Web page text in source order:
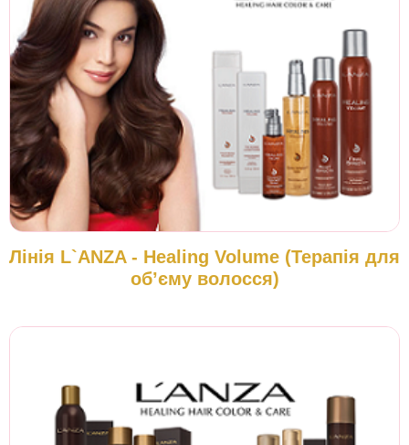
Лінія L`ANZA - Healing Volume (Терапія для
об’єму волосся)